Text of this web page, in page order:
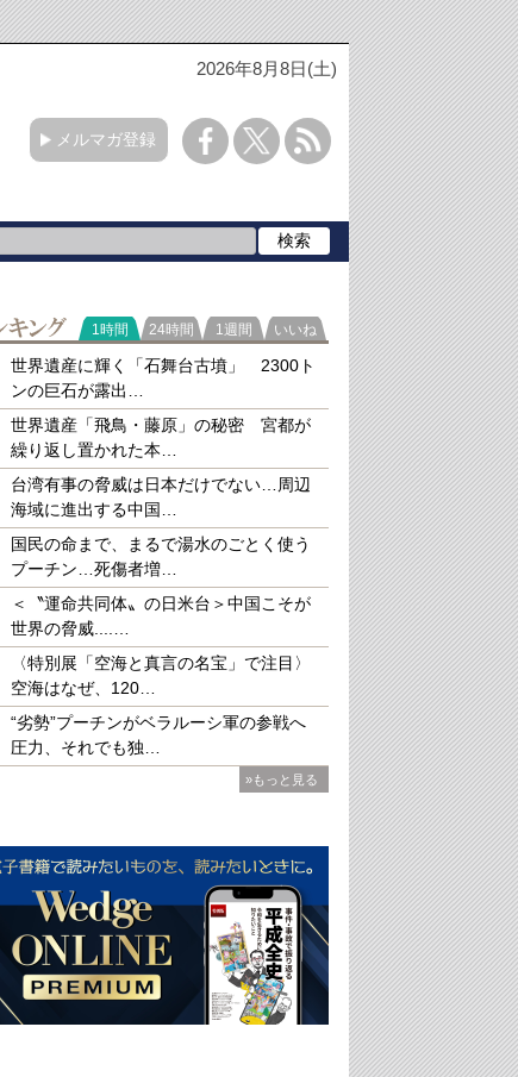
2026年8月8日(土)
メルマガ登録
ランキング
1時間 24時間 1週間 いいね
世界遺産に輝く「石舞台古墳」 2300ト
ンの巨石が露出…
世界遺産「飛鳥・藤原」の秘密 宮都が
繰り返し置かれた本…
台湾有事の脅威は日本だけでない…周辺
海域に進出する中国…
国民の命まで、まるで湯水のごとく使う
プーチン…死傷者増…
＜〝運命共同体〟の日米台＞中国こそが
世界の脅威....…
〈特別展「空海と真言の名宝」で注目〉
空海はなぜ、120…
“劣勢”プーチンがベラルーシ軍の参戦へ
圧力、それでも独…
»もっと見る